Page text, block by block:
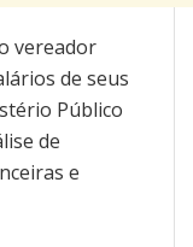
vereador
de seus
Público
de
e